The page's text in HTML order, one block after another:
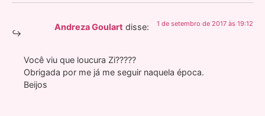
Andreza Goulart disse: 1 de setembro de 2017 às 19:12
Você viu que loucura Zi?????
Obrigada por me já me seguir naquela época.
Beijos